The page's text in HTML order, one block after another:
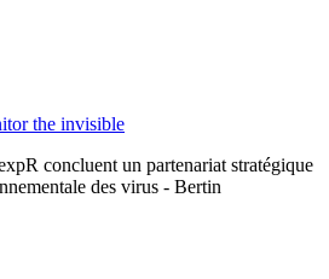
the invisible
concluent un partenariat stratégique
des virus - Bertin